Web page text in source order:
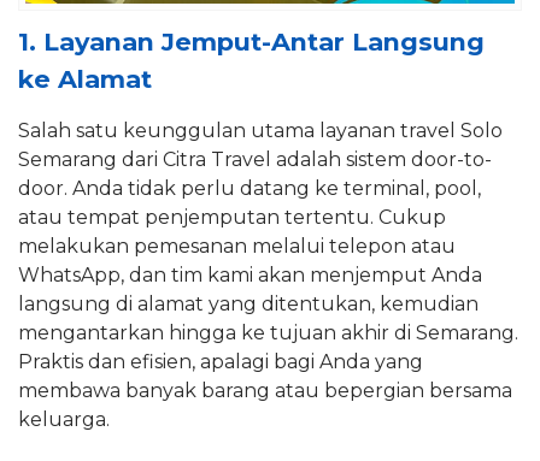
1. Layanan Jemput-Antar Langsung
ke Alamat
Salah satu keunggulan utama layanan travel Solo
Semarang dari Citra Travel adalah sistem door-to-
door. Anda tidak perlu datang ke terminal, pool,
atau tempat penjemputan tertentu. Cukup
melakukan pemesanan melalui telepon atau
WhatsApp, dan tim kami akan menjemput Anda
langsung di alamat yang ditentukan, kemudian
mengantarkan hingga ke tujuan akhir di Semarang.
Praktis dan efisien, apalagi bagi Anda yang
membawa banyak barang atau bepergian bersama
keluarga.